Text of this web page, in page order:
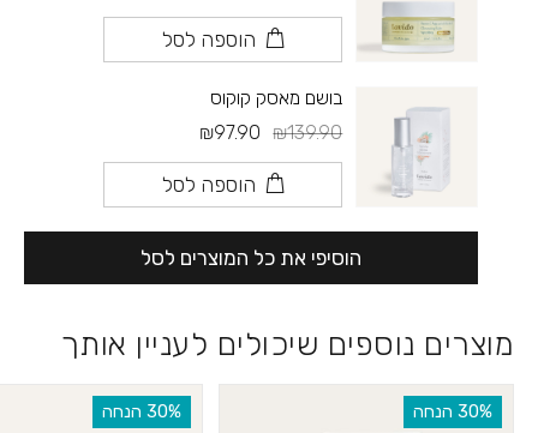
הוספה לסל
בושם מאסק קוקוס
₪139.90
₪97.90
הוספה לסל
הוסיפי את כל המוצרים לסל
מוצרים נוספים שיכולים לעניין אותך
‫30% הנחה ‫30% הנחה